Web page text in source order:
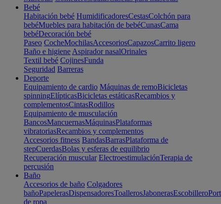
Bebé
Habitación bebé HumidificadoresCestasColchón para
bebéMuebles para habitación de bebéCunasCama
bebéDecoración bebé
Paseo CocheMochilasAccesoriosCapazosCarrito ligero
Baño e higiene Aspirador nasalOrinales
Textil bebé CojinesFunda
Seguridad Barreras
Deporte
Equipamiento de cardio Máquinas de remoBicicletas
spinningElípticasBicicletas estáticasRecambios y
complementosCintasRodillos
Equipamiento de musculación
BancosMancuernasMáquinasPlataformas
vibratoriasRecambios y complementos
Accesorios fitness BandasBarrasPlataforma de
stepCuerdasBolas y esferas de equilibrio
Recuperación muscular ElectroestimulaciónTerapia de
percusión
Baño
Accesorios de baño Colgadores
bañoPapelerasDispensadoresToallerosJabonerasEscobillero
de ropa